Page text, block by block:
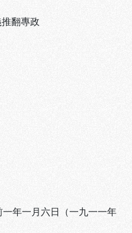
翻專政
年一月六日（一九一一年